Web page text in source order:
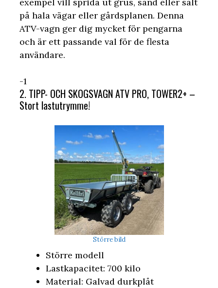
på hala vägar eller gårdsplanen. Denna
ATV-vagn ger dig mycket för pengarna
och är ett passande val för de flesta
användare.
-1
2. TIPP- OCH SKOGSVAGN ATV PRO, TOWER2+ –
Stort lastutrymme!
Större bild
Större modell
Lastkapacitet: 700 kilo
Material: Galvad durkplåt